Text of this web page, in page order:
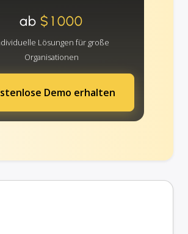
ab$1000
Lösungen für große
Organisationen
Demo erhalten